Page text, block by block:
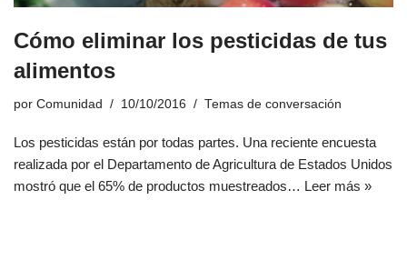
Cómo eliminar los pesticidas de tus
alimentos
por Comunidad 10/10/2016 Temas de conversación
Los pesticidas están por todas partes. Una reciente encuesta
realizada por el Departamento de Agricultura de Estados Unidos
mostró que el 65% de productos muestreados… Leer más »